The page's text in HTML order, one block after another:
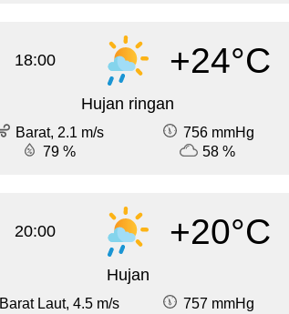
18:00 +24°C
Hujan ringan
Barat, 2.1 m/s
756 mmHg
79 %
58 %
20:00 +20°C
Hujan
Barat Laut, 4.5 m/s
757 mmHg